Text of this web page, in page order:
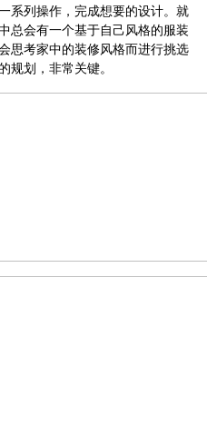
系列操作，完成想要的设计。就
总会有一个基于自己风格的服装
思考家中的装修风格而进行挑选
规划，非常关键。